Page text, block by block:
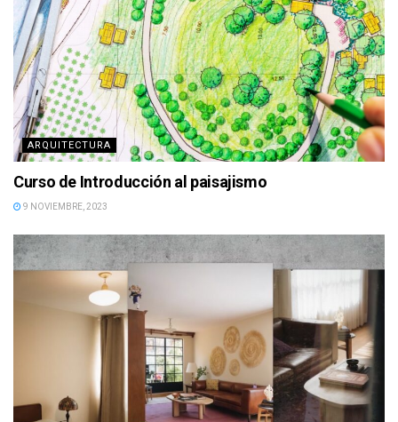
ARQUITECTURA
Curso de Introducción al paisajismo
9 NOVIEMBRE, 2023